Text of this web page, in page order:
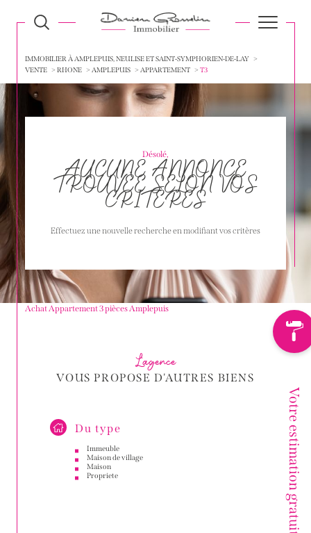
Votre estimation gratuite
IMMOBILIER À AMPLEPUIS, NEULISE ET SAINT-SYMPHORIEN-DE-LAY
VENTE
RHONE AMPLEPUIS APPARTEMENT T3
Désolé,
AUCUNE ANNONCE
TROUVÉE SELON VOS
CRITÈRES
Effectuez une nouvelle recherche en modifiant vos critères
Achat Appartement 3 pièces Amplepuis
L'agence
VOUS PROPOSE D'AUTRES BIENS
Du type
Immeuble
Maison de village
Maison
Propriete